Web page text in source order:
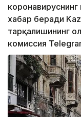
хабар беради
тарқалишининг
комиссия